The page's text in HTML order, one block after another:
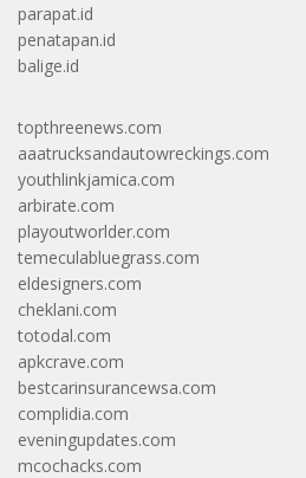
parapat.id
penatapan.id
balige.id
topthreenews.com
aaatrucksandautowreckings.com
youthlinkjamica.com
arbirate.com
playoutworlder.com
temeculabluegrass.com
eldesigners.com
cheklani.com
totodal.com
apkcrave.com
bestcarinsurancewsa.com
complidia.com
eveningupdates.com
mcochacks.com